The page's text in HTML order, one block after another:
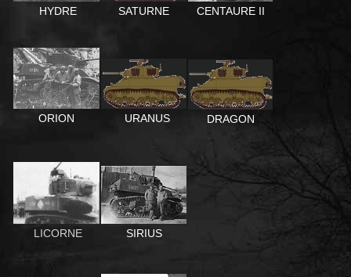
HYDRE SATURNE CENTAURE II
ORION URANUS DRAGON
LICORNE SIRIUS